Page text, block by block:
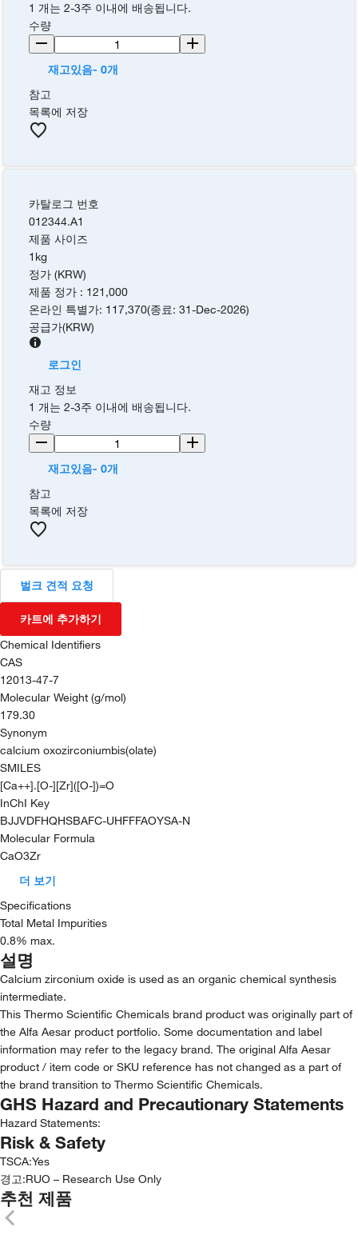
1 개는 2-3주 이내에 배송됩니다.
수량
재고있음- 0개
참고
목록에 저장
카탈로그 번호
012344.A1
제품 사이즈
1kg
정가 (KRW)
제품 정가 : 121,000
온라인 특별가: 117,370(종료:31-Dec-2026)
공급가(KRW)
로그인
재고 정보
1 개는 2-3주 이내에 배송됩니다.
수량
재고있음- 0개
참고
목록에 저장
벌크 견적 요청
카트에 추가하기
Chemical Identifiers
CAS
12013-47-7
Molecular Weight (g/mol)
179.30
Synonym
calcium oxozirconiumbis(olate)
SMILES
[Ca++].[O-][Zr]([O-])=O
InChI Key
BJJVDFHQHSBAFC-UHFFFAOYSA-N
Molecular Formula
CaO3Zr
더 보기
Specifications
Total Metal Impurities
0.8% max.
설명
Calcium zirconium oxide is used as an organic chemical synthesis
intermediate.
This Thermo Scientific Chemicals brand product was originally part of
the Alfa Aesar product portfolio. Some documentation and label
information may refer to the legacy brand. The original Alfa Aesar
product / item code or SKU reference has not changed as a part of
the brand transition to Thermo Scientific Chemicals.
GHS Hazard and Precautionary Statements
Hazard Statements:
Risk & Safety
TSCA:Yes
경고:RUO – Research Use Only
추천 제품